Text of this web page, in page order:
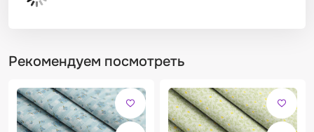
Рекомендуем посмотреть